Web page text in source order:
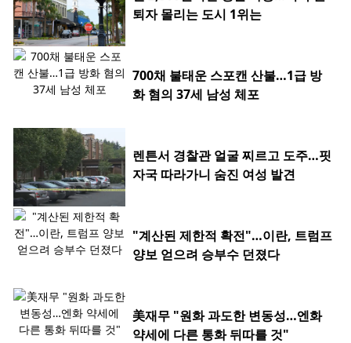
퇴자 몰리는 도시 1위는
700채 불태운 스포캔 산불…1급 방
화 혐의 37세 남성 체포
렌튼서 경찰관 얼굴 찌르고 도주…핏
자국 따라가니 숨진 여성 발견
"계산된 제한적 확전"…이란, 트럼프
양보 얻으려 승부수 던졌다
美재무 "원화 과도한 변동성…엔화
약세에 다른 통화 뒤따를 것"